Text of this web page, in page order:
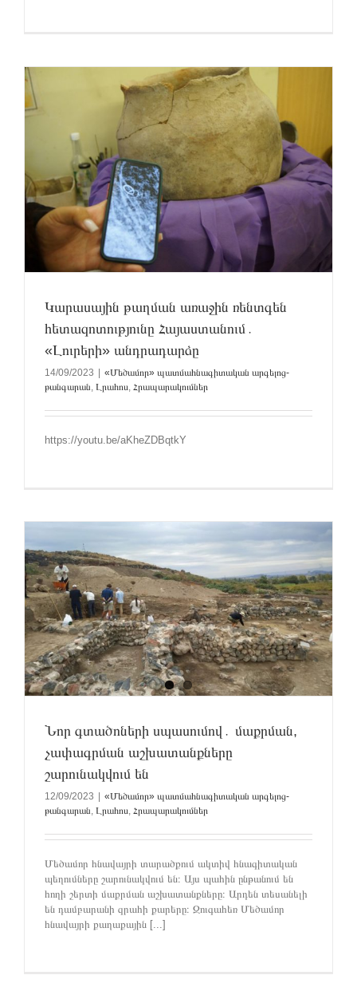
Կարասային թաղման առաջին ռենտգեն
հետազոտությունը Հայաստանում․
«Լուրերի» անդրադարձը
14/09/2023
«Մեծամոր» պատմահնագիտական արգելոց-
թանգարան, Լրահոս, Հրապարակումներ
https://youtu.be/aKheZDBqtkY
Նոր գտածոների սպասումով․ մաքրման,
չափագրման աշխատանքները
շարունակվում են
12/09/2023 | «Մեծամոր» պատմահնագիտական արգելոց-
թանգարան, Լրահոս, Հրապարակումներ
Մեծամոր հնավայրի տարածքում ակտիվ հնագիտական
պեղումները շարունակվում են։ Այս պահին ընթանում են
հողի շերտի մաքրման աշխատանքները։ Արդեն տեսանելի
են դամբարանի զրահի քարերը։ Զուգահեռ Մեծամոր
հնավայրի քաղաքային [...]